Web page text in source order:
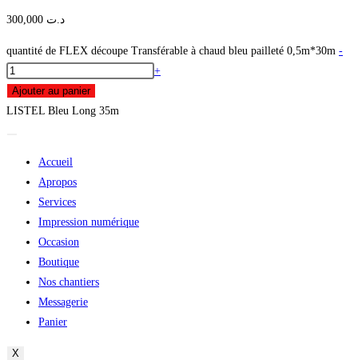
د.ت
quantité de FLEX découpe Transférable à chaud bleu pailleté 0,5m*30m -
+
Ajouter au panier
LISTEL Bleu Long 35m
Accueil
Apropos
Services
Impression numérique
Occasion
Boutique
Nos chantiers
Messagerie
Panier
X